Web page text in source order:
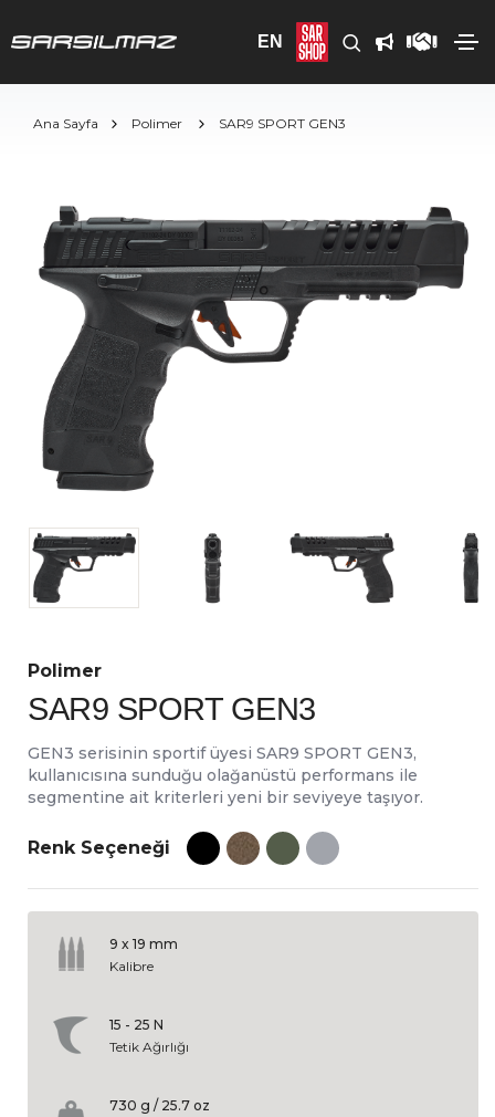
EN
Ana Sayfa Polimer SAR9 SPORT GEN3
Polimer
SAR9 SPORT GEN3
GEN3 serisinin sportif üyesi SAR9 SPORT GEN3,
kullanıcısına sunduğu olağanüstü performans ile
segmentine ait kriterleri yeni bir seviyeye taşıyor.
Renk Seçeneği
9 x 19 mm
Kalibre
15 - 25 N
Tetik Ağırlığı
730 g / 25.7 oz